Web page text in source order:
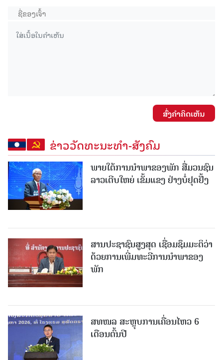
ສົ່ງຄໍາຄິດເຫັນ
ຂ່າວວັດທະນະທຳ-ສັງຄົມ
ພາຍໃຕ້ການນໍາພາຂອງພັກ ສື່ມວນຊົນ
ລາວເຕີບໃຫຍ່ ເຂັ້ມແຂງ ຢ່າງບໍ່ຢຸດຢັ້ງ
ສານປະຊາຊົນສູງສຸດ ເຊື່ອມຊຶມມະຕິວ່າ
ດ້ວຍການເພີ່ມທະວີການນຳພາຂອງ
ພັກ
ສທໜລ ສະຫຼຸບການເຄື່ອນໄຫວ 6
ເດືອນຕົ້ນປີ